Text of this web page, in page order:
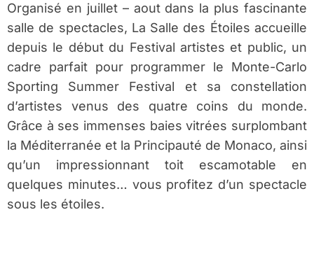
Organisé en juillet – aout dans la plus fascinante
salle de spectacles, La Salle des Étoiles accueille
depuis le début du Festival artistes et public, un
cadre parfait pour programmer le Monte-Carlo
Sporting Summer Festival et sa constellation
d’artistes venus des quatre coins du monde.
Grâce à ses immenses baies vitrées surplombant
la Méditerranée et la Principauté de Monaco, ainsi
qu’un impressionnant toit escamotable en
quelques minutes… vous profitez d’un spectacle
sous les étoiles.